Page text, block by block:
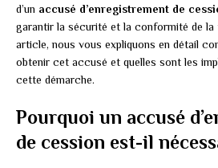
d’un accusé d’enregistrement de
garantir la sécurité et la conformité de
article, nous vous expliquons en détail
obtenir cet accusé et quelles sont les
cette démarche.
Pourquoi un accusé
de cession est-il